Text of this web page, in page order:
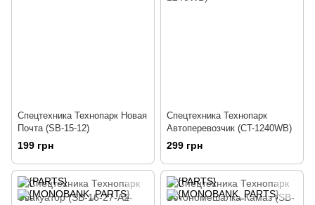
Спецтехника Технопарк Новая
Почта (SB-15-12)
199 грн
Спецтехника Технопарк
Автоперевозчик (CT-1240WB)
299 грн